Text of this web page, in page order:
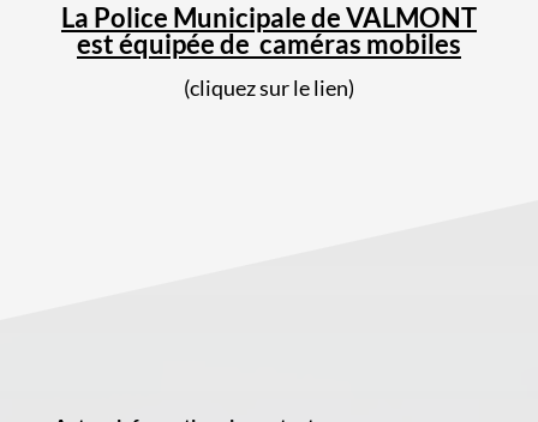
La Police Municipale de VALMONT
est équipée de caméras mobiles
(cliquez sur le lien)